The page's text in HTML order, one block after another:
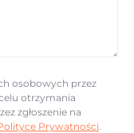
osobowych przez
otrzymania
zgłoszenie na
Prywatności